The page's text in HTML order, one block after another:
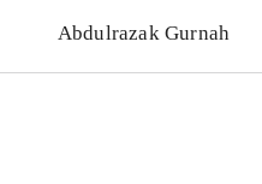
Abdulrazak Gurnah